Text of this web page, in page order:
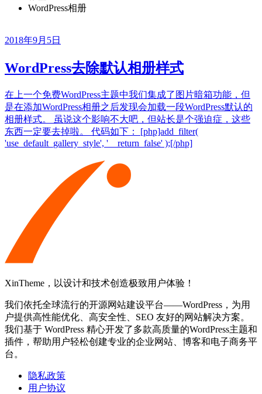
WordPress相册
2018年9月5日
WordPress去除默认相册样式
在上一个免费WordPress主题中我们集成了图片暗箱功能，但
是在添加WordPress相册之后发现会加载一段WordPress默认的
相册样式。 虽说这个影响不大吧，但站长是个强迫症，这些
东西一定要去掉啦。 代码如下： [php]add_filter(
'use_default_gallery_style', '__return_false' );[/php]
XinTheme，以设计和技术创造极致用户体验！
我们依托全球流行的开源网站建设平台——WordPress，为用
户提供高性能优化、高安全性、SEO 友好的网站解决方案。
我们基于 WordPress 精心开发了多款高质量的WordPress主题和
插件，帮助用户轻松创建专业的企业网站、博客和电子商务平
台。
隐私政策
用户协议